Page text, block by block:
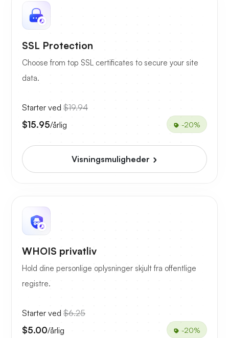
SSL Protection
Choose from top SSL certificates to secure your site
data.
Starter ved $19.94
$15.95/årlig -20%
Visningsmuligheder
WHOIS privatliv
Hold dine personlige oplysninger skjult fra offentlige
registre.
Starter ved $6.25
$5.00/årlig -20%